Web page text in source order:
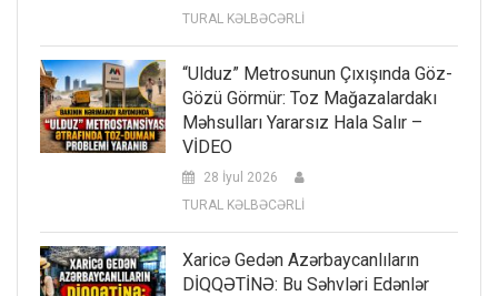
TURAL KƏLBƏCƏRLİ
“Ulduz” Metrosunun Çıxışında Göz-
Gözü Görmür: Toz Mağazalardakı
Məhsulları Yararsız Hala Salır –
VİDEO
28 İyul 2026
TURAL KƏLBƏCƏRLİ
Xaricə Gedən Azərbaycanlıların
DİQQƏTİNƏ: Bu Səhvləri Edənlər